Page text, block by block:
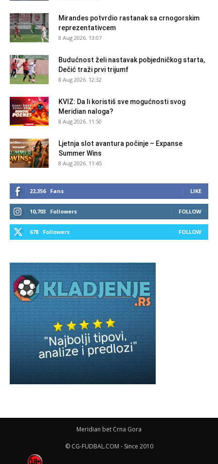
Mirandes potvrdio rastanak sa crnogorskim
reprezentativcem
8 Aug 2026. 13:07
Budućnost želi nastavak pobjedničkog starta,
Dečić traži prvi trijumf
8 Aug 2026. 12:32
KVIZ: Da li koristiš sve mogućnosti svog
Meridian naloga?
8 Aug 2026. 11:50
Ljetnja slot avantura počinje – Expanse
Summer Wins
8 Aug 2026. 11:45
22,356 Fans LIKE
10,703 Followers FOLLOW
678 Followers FOLLOW
Meridian bet Crna Gora
© CG-FUDBAL.COM - Since 2010